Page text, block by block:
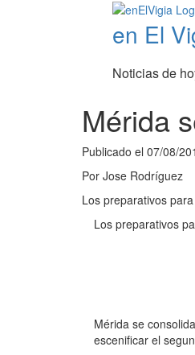
en El
Noticias de
Mérida
Publicado el 07/08/
Por Jose Rodríguez
Los preparativos
Los preparativos
Mérida se
escenificar el